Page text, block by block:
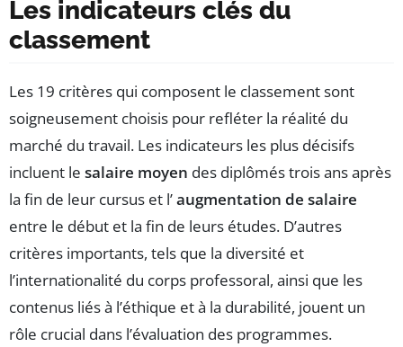
Les indicateurs clés du
classement
Les 19 critères qui composent le classement sont
soigneusement choisis pour refléter la réalité du
marché du travail. Les indicateurs les plus décisifs
incluent le salaire moyen des diplômés trois ans après
la fin de leur cursus et l’augmentation de salaire
entre le début et la fin de leurs études. D’autres
critères importants, tels que la diversité et
l’internationalité du corps professoral, ainsi que les
contenus liés à l’éthique et à la durabilité, jouent un
rôle crucial dans l’évaluation des programmes.